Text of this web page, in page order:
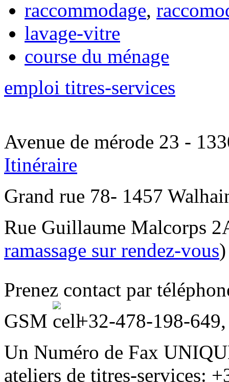
raccommodage,
lavage-vitre
course du ménage
emploi titres-services
Avenue de mérode 23 -
Itinéraire
Grand rue 78- 1457
Rue Guillaume Malcorps
ramassage sur rendez-vous)
Prenez contact par
GSM
+32-478-198-649
Un Numéro de Fax
ateliers de titres-services: